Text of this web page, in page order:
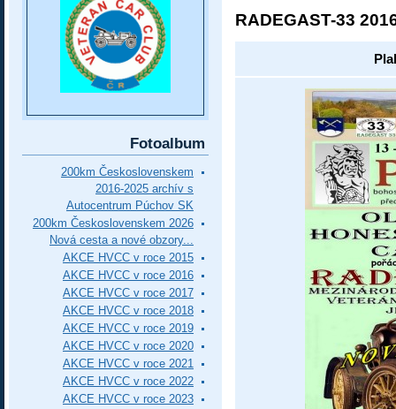
RADEGAST-33
Fotoalbum
200km Československem
2016-2025 archív s
Autocentrum Púchov SK
200km Československem 2026
Nová cesta a nové obzory...
AKCE HVCC v roce 2015
AKCE HVCC v roce 2016
AKCE HVCC v roce 2017
AKCE HVCC v roce 2018
AKCE HVCC v roce 2019
AKCE HVCC v roce 2020
AKCE HVCC v roce 2021
AKCE HVCC v roce 2022
AKCE HVCC v roce 2023